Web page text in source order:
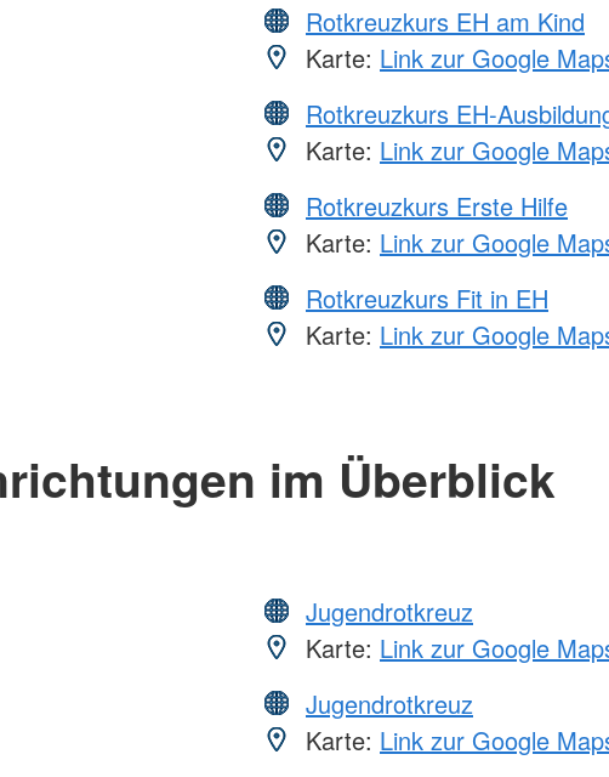
Rotkreuzkurs EH am Kind
Karte: Link zur Google
Rotkreuzkurs EH-
Karte: Link zur Google
Rotkreuzkurs Erste Hilfe
Karte: Link zur Google
Rotkreuzkurs Fit in EH
Karte: Link zur Google
im Überblick
Jugendrotkreuz
Karte: Link zur Google
Jugendrotkreuz
Karte: Link zur Google